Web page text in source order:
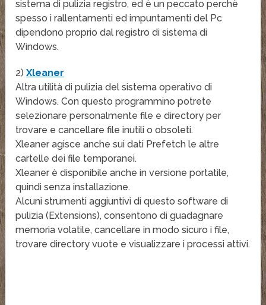
sistema di pulizia registro, ed è un peccato perchè
spesso i rallentamenti ed impuntamenti del Pc
dipendono proprio dal registro di sistema di
Windows.
2)Xleaner
Altra utilità di pulizia del sistema operativo di
Windows. Con questo programmino potrete
selezionare personalmente file e directory per
trovare e cancellare file inutili o obsoleti.
Xleaner agisce anche sui dati Prefetch le altre
cartelle dei file temporanei.
Xleaner è disponibile anche in versione portatile,
quindi senza installazione.
Alcuni strumenti aggiuntivi di questo software di
pulizia (Extensions), consentono di guadagnare
memoria volatile, cancellare in modo sicuro i file,
trovare directory vuote e visualizzare i processi attivi.